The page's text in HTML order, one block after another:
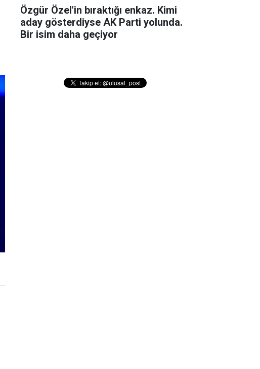
Özgür Özel'in bıraktığı enkaz. Kimi
aday gösterdiyse AK Parti yolunda.
Bir isim daha geçiyor